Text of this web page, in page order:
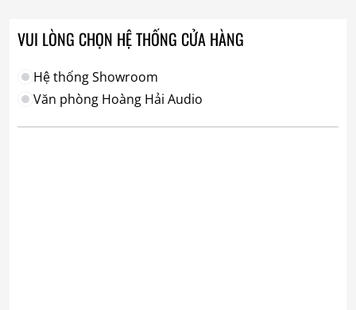
VUI LÒNG CHỌN HỆ THỐNG CỬA HÀNG
Hệ thống Showroom
Văn phòng Hoàng Hải Audio